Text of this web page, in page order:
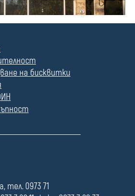
на бисквитки
тел. 0973 71